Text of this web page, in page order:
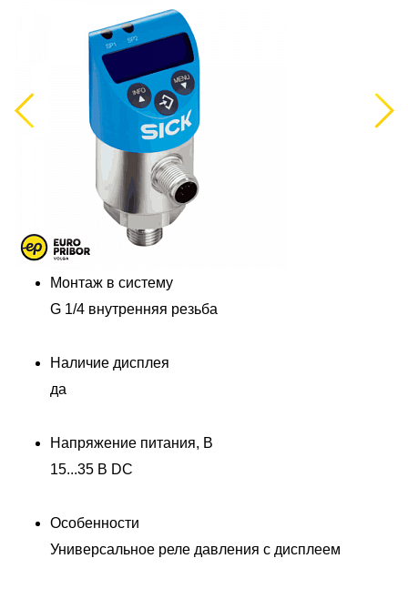
Previous
Монтаж в систему
G 1/4 внутренняя резьба
Наличие дисплея
да
Напряжение питания, В
15...35 В DC
Особенности
Универсальное реле давления с дисплеем
Next